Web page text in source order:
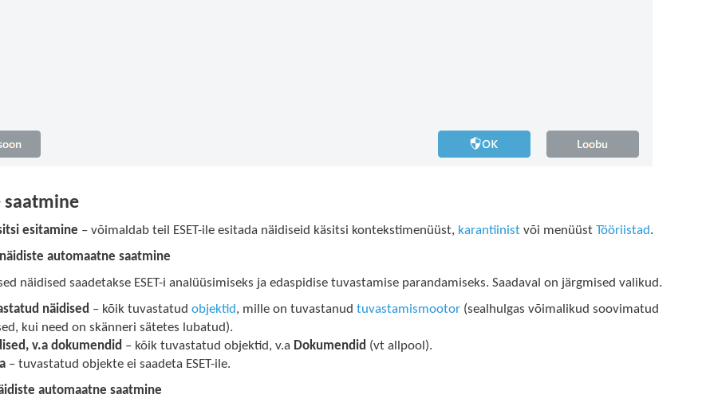
saatmine
esitamine – võimaldab teil ESET-ile esitada näidiseid käsitsi kontekstimenüüst, karantiinist või menüüstTööriistad.
automaatne saatmine
näidised saadetakse ESET-i analüüsimiseks ja edaspidise tuvastamise parandamiseks. Saadaval on järgmised valikud.
näidised – kõik tuvastatud objektid, mille on tuvastanud tuvastamismootor(sealhulgas võimalikud soovimatud
kui need on skänneri sätetes lubatud).
v.a dokumendid – kõik tuvastatud objektid, v.a Dokumendid (vt allpool).
– tuvastatud objekte ei saadeta ESET-ile.
automaatne saatmine